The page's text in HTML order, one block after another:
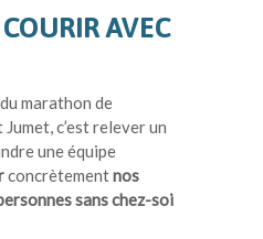
AVEC
marathon de
c’est relever un
une équipe
concrètementnos
sans chez-soi